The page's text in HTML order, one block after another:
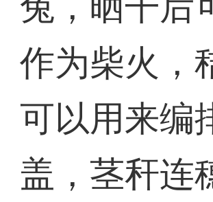
作为柴火，
可以用来编
盖，茎秆连